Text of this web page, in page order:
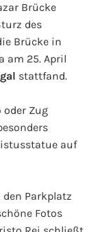
Brücke
des
Brücke in
am 25. April
stattfand.
oder Zug
auf
Parkplatz
Fotos